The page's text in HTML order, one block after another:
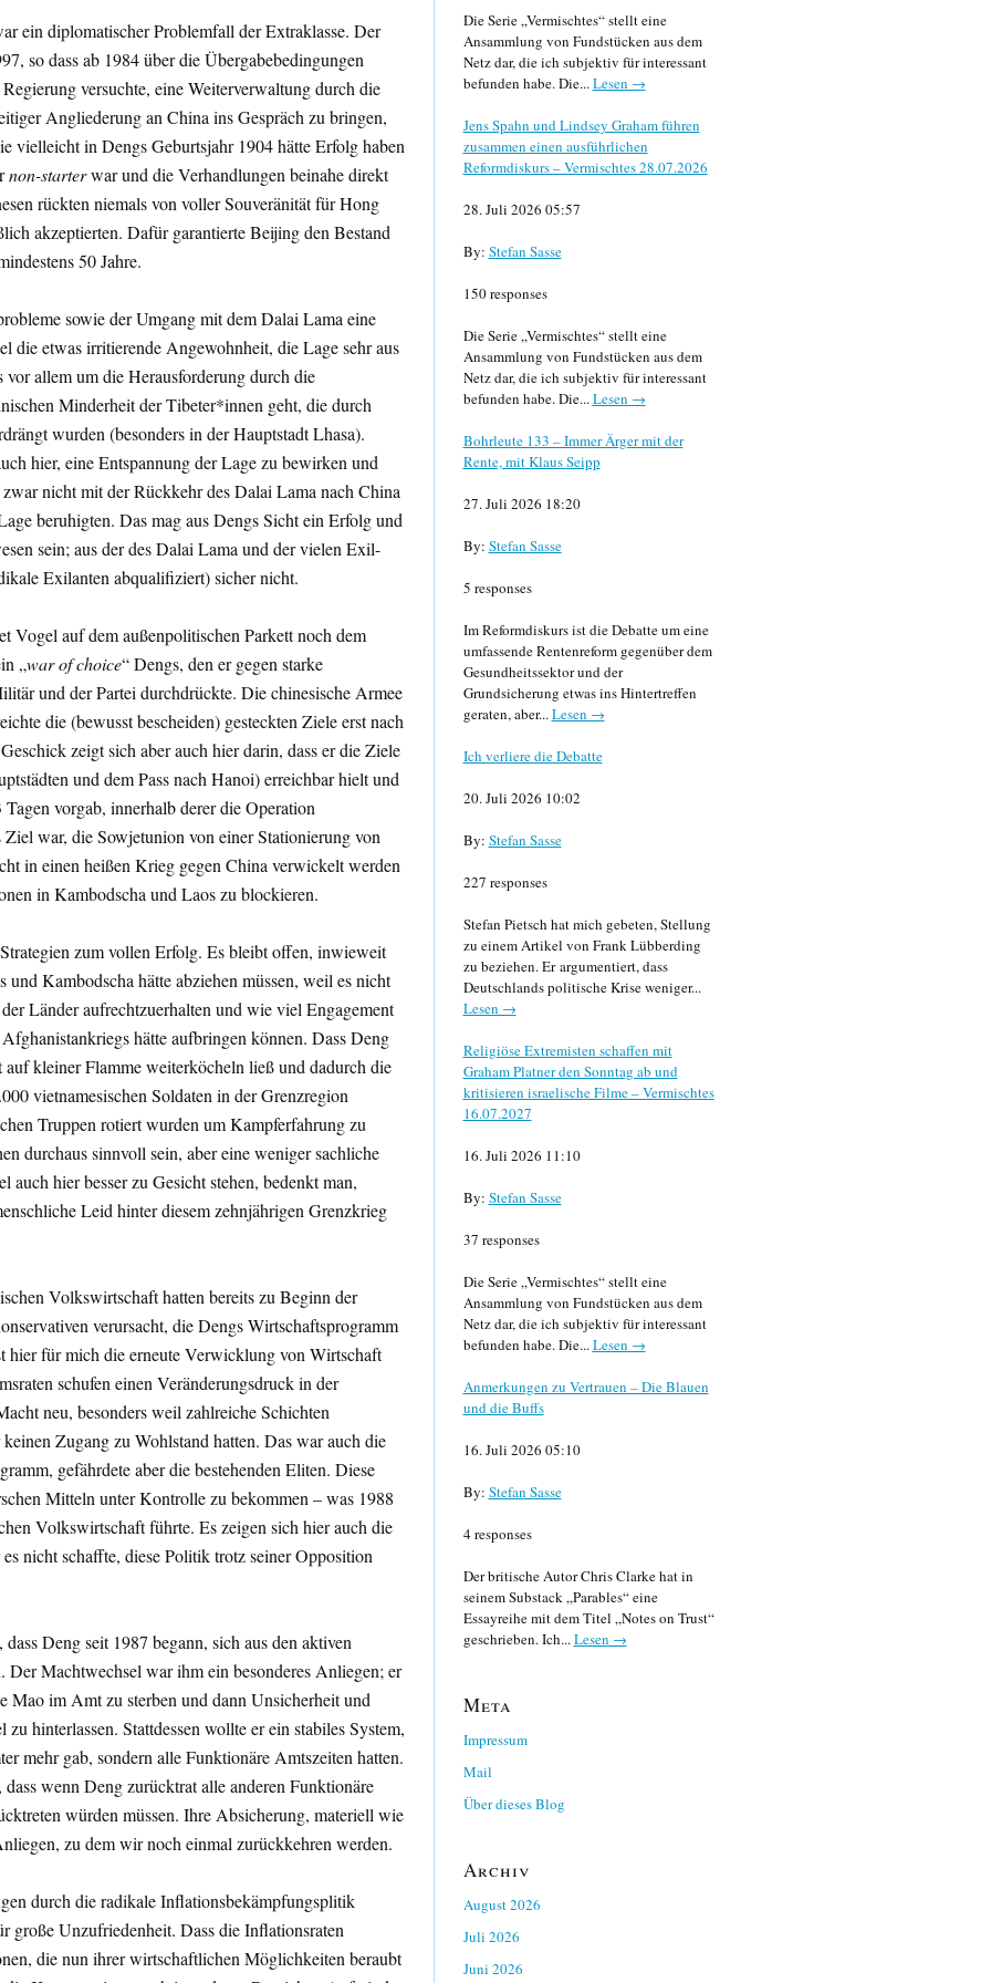
ein diplomatischer Problemfall der Extraklasse. Der
so dass ab 1984 über die Übergabebedingungen
versuchte, eine Weiterverwaltung durch die
Angliederung an China ins Gespräch zu bringen,
vielleicht in Dengs Geburtsjahr 1904 hätte Erfolg haben
non-starterwar und die Verhandlungen beinahe direkt
rückten niemals von voller Souveränität für Hong
akzeptierten. Dafür garantierte Beijing den Bestand
50 Jahre.
sowie der Umgang mit dem Dalai Lama eine
die etwas irritierende Angewohnheit, die Lage sehr aus
allem um die Herausforderung durch die
Minderheit der Tibeter*innen geht, die durch
wurden (besonders in der Hauptstadt Lhasa).
hier, eine Entspannung der Lage zu bewirken und
nicht mit der Rückkehr des Dalai Lama nach China
beruhigten. Das mag aus Dengs Sicht ein Erfolg und
sein; aus der des Dalai Lama und der vielen Exil-
Exilanten abqualifiziert) sicher nicht.
Vogel auf dem außenpolitischen Parkett noch dem
„war of choice“ Dengs, den er gegen starke
und der Partei durchdrückte. Die chinesische Armee
die (bewusst bescheiden) gesteckten Ziele erst nach
zeigt sich aber auch hier darin, dass er die Ziele
und dem Pass nach Hanoi) erreichbar hielt und
vorgab, innerhalb derer die Operation
Ziel war, die Sowjetunion von einer Stationierung von
in einen heißen Krieg gegen China verwickelt werden
in Kambodscha und Laos zu blockieren.
zum vollen Erfolg. Es bleibt offen, inwieweit
Kambodscha hätte abziehen müssen, weil es nicht
Länder aufrechtzuerhalten und wie viel Engagement
hätte aufbringen können. Dass Deng
kleiner Flamme weiterköcheln ließ und dadurch die
vietnamesischen Soldaten in der Grenzregion
Truppen rotiert wurden um Kampferfahrung zu
durchaus sinnvoll sein, aber eine weniger sachliche
hier besser zu Gesicht stehen, bedenkt man,
Leid hinter diesem zehnjährigen Grenzkrieg
Volkswirtschaft hatten bereits zu Beginn der
verursacht, die Dengs Wirtschaftsprogramm
hier für mich die erneute Verwicklung von Wirtschaft
schufen einen Veränderungsdruck in der
neu, besonders weil zahlreiche Schichten
Zugang zu Wohlstand hatten. Das war auch die
gefährdete aber die bestehenden Eliten. Diese
Mitteln unter Kontrolle zu bekommen – was 1988
Volkswirtschaft führte. Es zeigen sich hier auch die
nicht schaffte, diese Politik trotz seiner Opposition
Deng seit 1987 begann, sich aus den aktiven
Der Machtwechsel war ihm ein besonderes Anliegen; er
Mao im Amt zu sterben und dann Unsicherheit und
hinterlassen. Stattdessen wollte er ein stabiles System,
mehr gab, sondern alle Funktionäre Amtszeiten hatten.
wenn Deng zurücktrat alle anderen Funktionäre
würden müssen. Ihre Absicherung, materiell wie
zu dem wir noch einmal zurückkehren werden.
durch die radikale Inflationsbekämpfungsplitik
große Unzufriedenheit. Dass die Inflationsraten
die nun ihrer wirtschaftlichen Möglichkeiten beraubt
Die Serie „Vermischtes“ stellt eine
Ansammlung von Fundstücken aus dem
Netz dar, die ich subjektiv für interessant
befunden habe. Die...Lesen →
Jens Spahn und Lindsey Graham führen
zusammen einen ausführlichen
Reformdiskurs – Vermischtes 28.07.2026
28. Juli 2026 05:57
By: Stefan Sasse
150 responses
Die Serie „Vermischtes“ stellt eine
Ansammlung von Fundstücken aus dem
Netz dar, die ich subjektiv für interessant
befunden habe. Die...Lesen →
Bohrleute 133 – Immer Ärger mit der
Rente, mit Klaus Seipp
27. Juli 2026 18:20
By: Stefan Sasse
5 responses
Im Reformdiskurs ist die Debatte um eine
umfassende Rentenreform gegenüber dem
Gesundheitssektor und der
Grundsicherung etwas ins Hintertreffen
geraten, aber...Lesen →
Ich verliere die Debatte
20. Juli 2026 10:02
By: Stefan Sasse
227 responses
Stefan Pietsch hat mich gebeten, Stellung
zu einem Artikel von Frank Lübberding
zu beziehen. Er argumentiert, dass
Deutschlands politische Krise weniger...
Lesen →
Religiöse Extremisten schaffen mit
Graham Platner den Sonntag ab und
kritisieren israelische Filme – Vermischtes
16.07.2027
16. Juli 2026 11:10
By: Stefan Sasse
37 responses
Die Serie „Vermischtes“ stellt eine
Ansammlung von Fundstücken aus dem
Netz dar, die ich subjektiv für interessant
befunden habe. Die...Lesen →
Anmerkungen zu Vertrauen – Die Blauen
und die Buffs
16. Juli 2026 05:10
By: Stefan Sasse
4 responses
Der britische Autor Chris Clarke hat in
seinem Substack „Parables“ eine
Essayreihe mit dem Titel „Notes on Trust“
geschrieben. Ich...Lesen →
Meta
Impressum
Mail
Über dieses Blog
Archiv
August 2026
Juli 2026
Juni 2026